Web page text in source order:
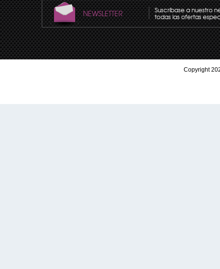
NEWSLETTER Suscríbase a nuestro
todas las ofertas
Copyright